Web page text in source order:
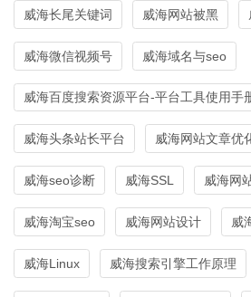
威海长尾关键词 威海网站被黑
威海微信视频号 威海域名与seo
威海百度搜索资源平台-平台工具使用手
威海头条站长平台 威海网站文章优
威海seo诊断 威海SSL 威海网
威海淘宝seo 威海网站设计 威
威海Linux 威海搜索引擎工作原理